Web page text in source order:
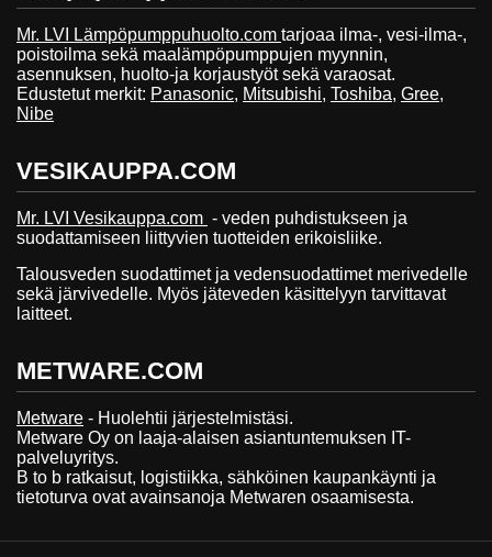
Mr. LVI Lämpöpumppuhuolto.com tarjoaa ilma-, vesi-ilma-,
poistoilma sekä maalämpöpumppujen myynnin,
asennuksen, huolto-ja korjaustyöt sekä varaosat.
Edustetut merkit: Panasonic, Mitsubishi, Toshiba, Gree,
Nibe
VESIKAUPPA.COM
Mr. LVI Vesikauppa.com - veden puhdistukseen ja
suodattamiseen liittyvien tuotteiden erikoisliike.
Talousveden suodattimet ja vedensuodattimet merivedelle
sekä järvivedelle. Myös jäteveden käsittelyyn tarvittavat
laitteet.
METWARE.COM
Metware - Huolehtii järjestelmistäsi.
Metware Oy on laaja-alaisen asiantuntemuksen IT-
palveluyritys.
B to b ratkaisut, logistiikka, sähköinen kaupankäynti ja
tietoturva ovat avainsanoja Metwaren osaamisesta.